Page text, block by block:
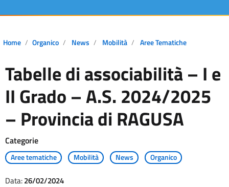
Home Organico News Mobilità Aree Tematiche
Tabelle di associabilità – I e
II Grado – A.S. 2024/2025
– Provincia di RAGUSA
Categorie
Aree tematiche Mobilità News Organico
Data:26/02/2024